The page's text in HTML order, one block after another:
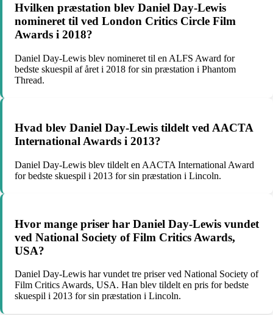
Hvilken præstation blev Daniel Day-Lewis
nomineret til ved London Critics Circle Film
Awards i 2018?
Daniel Day-Lewis blev nomineret til en ALFS Award for
bedste skuespil af året i 2018 for sin præstation i Phantom
Thread.
Hvad blev Daniel Day-Lewis tildelt ved AACTA
International Awards i 2013?
Daniel Day-Lewis blev tildelt en AACTA International Award
for bedste skuespil i 2013 for sin præstation i Lincoln.
Hvor mange priser har Daniel Day-Lewis vundet
ved National Society of Film Critics Awards,
USA?
Daniel Day-Lewis har vundet tre priser ved National Society of
Film Critics Awards, USA. Han blev tildelt en pris for bedste
skuespil i 2013 for sin præstation i Lincoln.